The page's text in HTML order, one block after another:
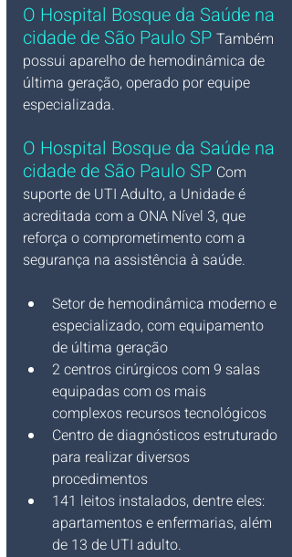
O Hospital Bosque da Saúde na
cidade de São Paulo SP Também
possui aparelho de hemodinâmica de
última geração, operado por equipe
especializada.
O Hospital Bosque da Saúde na
cidade de São Paulo SP Com
suporte de UTI Adulto, a Unidade é
acreditada com a ONA Nível 3, que
reforça o comprometimento com a
segurança na assistência à saúde.
Setor de hemodinâmica moderno e
especializado, com equipamento
de última geração
2 centros cirúrgicos com 9 salas
equipadas com os mais
complexos recursos tecnológicos
Centro de diagnósticos estruturado
para realizar diversos
procedimentos
141 leitos instalados, dentre eles:
apartamentos e enfermarias, além
de 13 de UTI adulto.